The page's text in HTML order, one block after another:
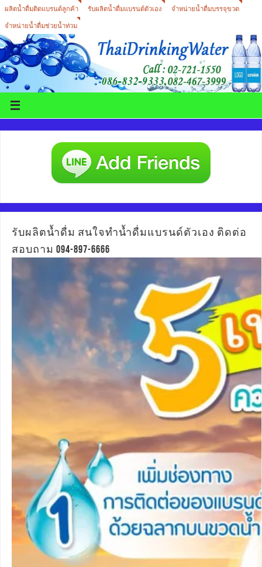
ผลิตน้ำดื่มติดแบรนด์ลูกค้า รับผลิตน้ำดื่มแบรนด์ตัวเอง
จำหน่ายน้ำดื่มบรรจุขวด
จำหน่ายน้ำดื่มช่วยน้ำท่วม
รับผลิตน้ำดื่ม สนใจทำน้ำดื่มแบรนด์ตัวเอง ติดต่อ
สอบถาม 094-897-6666